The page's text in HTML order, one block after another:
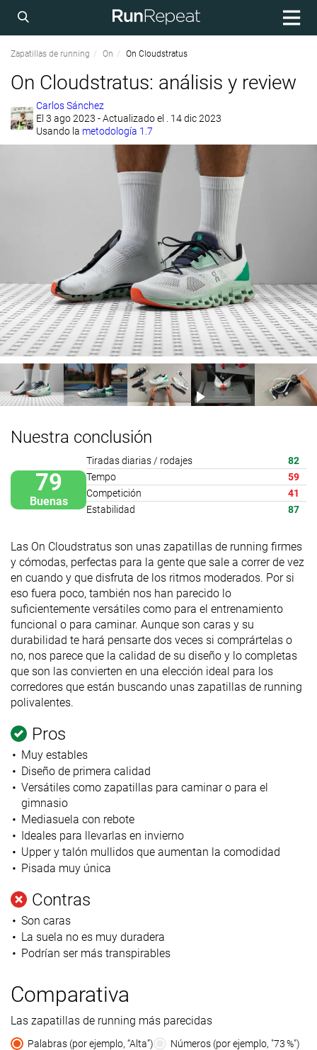
Zapatillas de running On On Cloudstratus
On Cloudstratus: análisis y review
Carlos Sánchez
El 3 ago 2023 - Actualizado el . 14 dic 2023
Usando la metodología 1.7
Nuestra conclusión
79
Buenas
Tiradas diarias / rodajes
82
Tempo
59
Competición
41
Estabilidad
87
Las On Cloudstratus son unas zapatillas de running firmes
y cómodas, perfectas para la gente que sale a correr de vez
en cuando y que disfruta de los ritmos moderados. Por si
eso fuera poco, también nos han parecido lo
suficientemente versátiles como para el entrenamiento
funcional o para caminar. Aunque son caras y su
durabilidad te hará pensarte dos veces si comprártelas o
no, nos parece que la calidad de su diseño y lo completas
que son las convierten en una elección ideal para los
corredores que están buscando unas zapatillas de running
polivalentes.
Pros
Muy estables
Diseño de primera calidad
Versátiles como zapatillas para caminar o para el
gimnasio
Mediasuela con rebote
Ideales para llevarlas en invierno
Upper y talón mullidos que aumentan la comodidad
Pisada muy única
Contras
Son caras
La suela no es muy duradera
Podrían ser más transpirables
Comparativa
Las zapatillas de running más parecidas
Palabras (por ejemplo, “Alta”) Números (por ejemplo, "73 %")